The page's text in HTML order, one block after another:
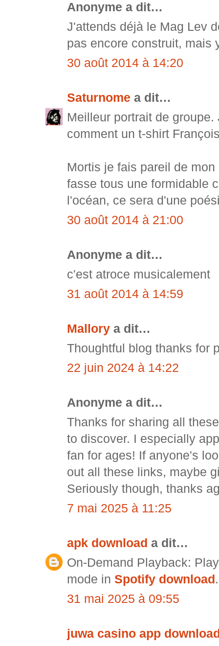
Anonyme a dit…
J'attends déjà le Mag Lev
pas encore construit, mais
30 août 2014 à 14:20
Saturnome a dit…
Meilleur portrait de
comment un t-shirt
Mortis je fais pareil de
fasse tous une formidable
l'océan, ce sera d'une
30 août 2014 à 21:00
Anonyme a dit…
c'est atroce musicalement
31 août 2014 à 14:59
Mallory a dit…
Thoughtful blog thanks for
22 juin 2024 à 14:22
Anonyme a dit…
Thanks for sharing all
to discover. I especially
fan for ages! If anyone's
out all these links, maybe
Seriously though, thanks
7 mai 2025 à 11:25
apk download a dit…
On-Demand Playback:
mode in Spotify download .
31 mai 2025 à 09:55
juwa casino app